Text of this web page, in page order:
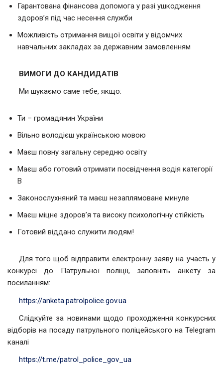
Гарантована фінансова допомога у разі ушкодження
здоров’я під час несення служби
Можливість отримання вищої освіти у відомчих
навчальних закладах за державним замовленням
ВИМОГИ ДО КАНДИДАТІВ
Ми шукаємо саме тебе, якщо:
Ти – громадянин України
Вільно володієш українською мовою
Маєш повну загальну середню освіту
Маєш або готовий отримати посвідчення водія категорії
В
Законослухняний та маєш незаплямоване минуле
Маєш міцне здоров’я та високу психологічну стійкість
Готовий віддано служити людям!
Для того щоб відправити електронну заяву на участь у
конкурсі до Патрульної поліції, заповніть анкету за
посиланням:
https://anketa.patrolpolice.gov.ua
Слідкуйте за новинами щодо проходження конкурсних
відборів на посаду патрульного поліцейського на Telegram
каналі
https://t.me/patrol_police_gov_ua